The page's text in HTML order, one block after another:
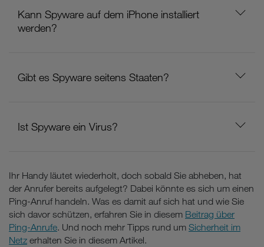
Kann Spyware auf dem iPhone installiert
werden?
Gibt es Spyware seitens Staaten?
Ist Spyware ein Virus?
Ihr Handy läutet wiederholt, doch sobald Sie abheben, hat
der Anrufer bereits aufgelegt? Dabei könnte es sich um einen
Ping-Anruf handeln. Was es damit auf sich hat und wie Sie
sich davor schützen, erfahren Sie in diesem Beitrag über
Ping-Anrufe. Und noch mehr Tipps rund um Sicherheit im
Netz erhalten Sie in diesem Artikel.